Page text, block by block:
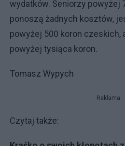
wydatków. Seniorzy powyżej
ponoszą żadnych kosztów,
powyżej 500 koron czeskich,
powyżej tysiąca koron.
Tomasz Wypych
Reklama
Czytaj także: